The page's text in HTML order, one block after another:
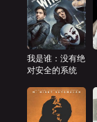
我是谁：没有绝
对安全的系统